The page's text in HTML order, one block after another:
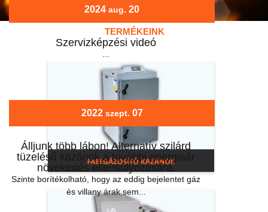
TERMÉKEINK
2024 aug. 20
Szervizképzési videó
2022 szept. 07
Álljunk több lábon! Alternatív szilárd
tüzelésű kazánok a további energiaár
növekedés ellensúlyozására.
Szinte borítékolható, hogy az eddig bejelentet gáz
és villany árak sem...